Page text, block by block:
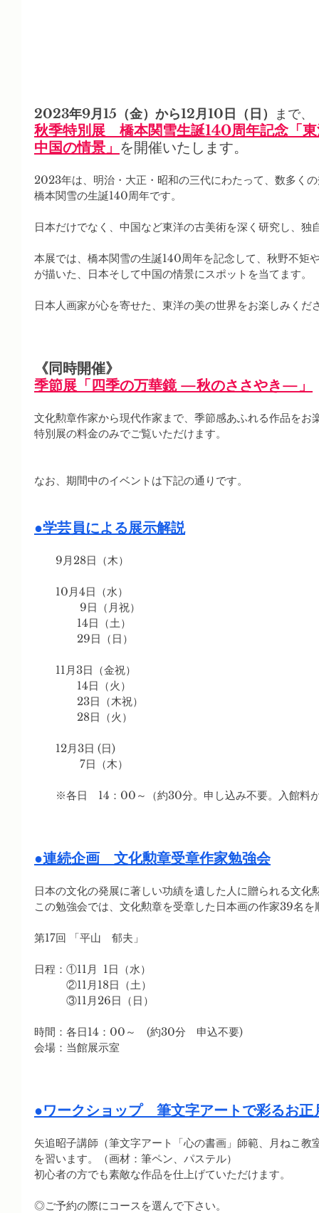
2023年9月15（金）から12月10日（日） まで、
秋季特別展　橋本関雪生誕140周年記念「
中国の情景」 を開催いたします。
2023年は、明治・大正・昭和の三代にわたって、数多く
橋本関雪の生誕140周年です。
日本だけでなく、中国など東洋の古美術を深く研究し、独
本展では、橋本関雪の生誕140周年を記念して、秋野不矩
が描いた、日本そして中国の情景にスポットを当てます。
日本人画家が心を寄せた、東洋の美の世界をお楽しみくだ
《同時開催》
季節展「四季の万華鏡 —秋のささやき—」
文化勲章作家から現代作家まで、季節感あふれる作品をお
特別展の料金のみでご覧いただけます。
なお、期間中のイベントは下記の通りです。
●学芸員による展示解説
9月28日（木）
10月4日（水）
9日（月祝）
14日（土）
29日（日）
11月3日（金祝）
14日（火）
23日（木祝）
28日（火）
12月3日 (日)
7日（木）
※各日　14：00～（約30分。申し込み不要。入館料
●連続企画　文化勲章受章作家勉強会
日本の文化の発展に著しい功績を遺した人に贈られる文化
この勉強会では、文化勲章を受章した日本画の作家39名
第17回 「平山　郁夫」
日程：①11月  1日（水）
②11月18日（土）
③11月26日（日）
時間：各日14：00～　(約30分　申込不要)
会場：当館展示室
●ワークショップ　筆文字アートで彩るお正
矢追昭子講師（筆文字アート「心の書画」師範、月ねこ教
を習います。（画材：筆ペン、パステル）
初心者の方でも素敵な作品を仕上げていただけます。
◎ご予約の際にコースを選んで下さい。